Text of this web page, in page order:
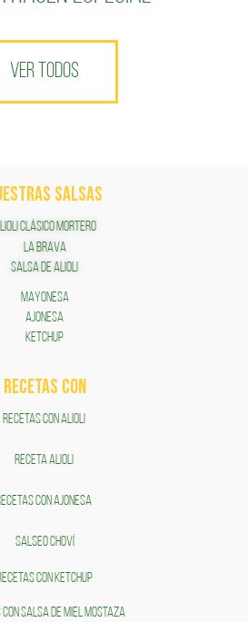
VER TODOS
SALSAS
CLÁSICO MORTERO
LA BRAVA
SALSA DE ALIOLI
MAYONESA
AJONESA
KETCHUP
RECETAS COn
RECETAS CON ALIOLI
RECETA ALIOLI
CON AJONESA
SALSEO CHOVÍ
CON KETCHUP
CON SALSA DE MIEL MOSTAZA